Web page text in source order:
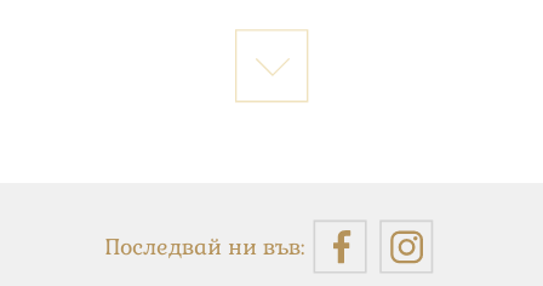
Последвай ни във: